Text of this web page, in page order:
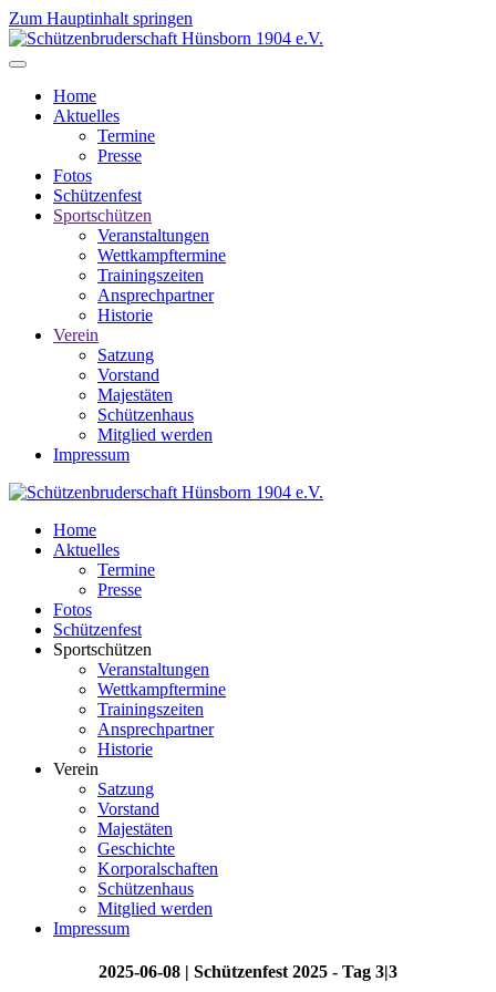
Zum Hauptinhalt springen
Home
Aktuelles
Termine
Presse
Fotos
Schützenfest
Sportschützen
Veranstaltungen
Wettkampftermine
Trainingszeiten
Ansprechpartner
Historie
Verein
Satzung
Vorstand
Majestäten
Schützenhaus
Mitglied werden
Impressum
Home
Aktuelles
Termine
Presse
Fotos
Schützenfest
Sportschützen
Veranstaltungen
Wettkampftermine
Trainingszeiten
Ansprechpartner
Historie
Verein
Satzung
Vorstand
Majestäten
Geschichte
Korporalschaften
Schützenhaus
Mitglied werden
Impressum
2025-06-08 | Schützenfest 2025 - Tag 3|3